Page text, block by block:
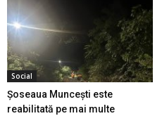
Social
Șoseaua Muncești este
reabilitată pe mai multe